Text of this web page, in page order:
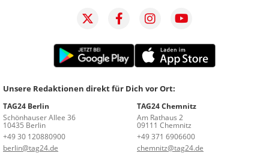
Unsere Redaktionen direkt für Dich vor Ort:
TAG24 Berlin
Schönhauser Allee 36
10435 Berlin
+49 30 120880900
berlin@tag24.de
TAG24 Chemnitz
Am Rathaus 2
09111 Chemnitz
+49 371 6906600
chemnitz@tag24.de